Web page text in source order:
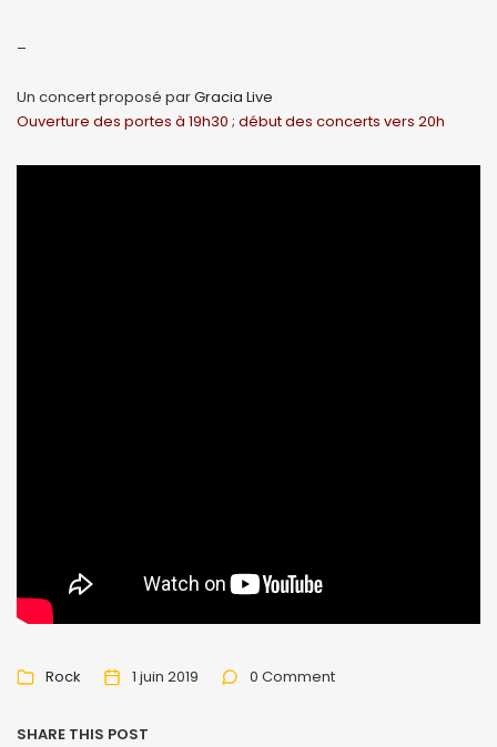
Un concert proposé parGracia Live
Ouverture des portes à 19h30 ; début des concerts vers 20h
Rock 1 juin 2019 0 Comment
SHARE THIS POST